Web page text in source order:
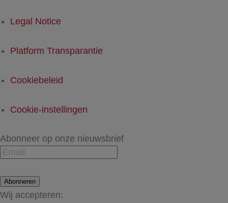
Legal Notice
Platform Transparantie
Cookiebeleid
Cookie-instellingen
Abonneer op onze nieuwsbrief
Abonneren
Wij accepteren: